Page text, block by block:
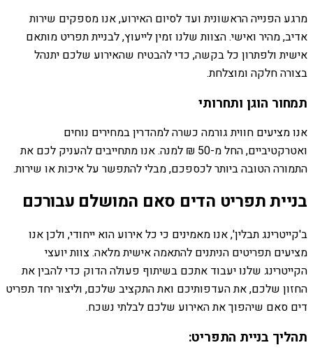
מרגע הפנייה הראשונית ועד לסיום האירוע, אנו מספקים שירות
אדיב, מהיר ואישי. הצוות שלנו זמין לייעוץ, לבניית תפריט מותאם
אישית ולפתרון כל בקשה, כדי להבטיח שהאירוע שלכם יתנהל
בצורה חלקה ומוצלחת.
תמחור הוגן ותחרותי
אנו מציעים חווית גורמה כשרה למהדרין במחירים נוחים
ואטרקטיביים, החל מ-50 ₪ למנה. אנו מתחייבים להעניק לכם את
התמורה הטובה ביותר לכספכם, מבלי להתפשר על איכות או שירות.
בניית תפריט הדים סאם המושלם עבורכם
ב'קייטרינג תבלין', אנו מאמינים כי כל אירוע הוא ייחודי, ולכן אנו
מציעים תפריטים הניתנים להתאמה אישית מלאה. צוות יועצי
הקייטרינג שלנו יעבוד אתכם בשיתוף פעולה הדוק כדי להבין את
החזון שלכם, את העדפותיכם ואת התקציב שלכם, וליצור יחד תפריט
דים סאם שיהפוך את האירוע שלכם לבלתי נשכח.
תהליך בניית התפריט: